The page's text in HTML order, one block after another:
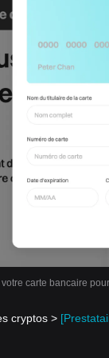
carte bancaire
cryptos >